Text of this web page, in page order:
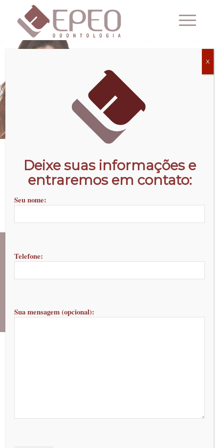
Fale conosco pelo Whatsapp
NOSSOS
TRATAMENTOS
Deixe suas informações e
entraremos em contato:
Seu nome:
Telefone:
Sua mensagem (opcional):
X